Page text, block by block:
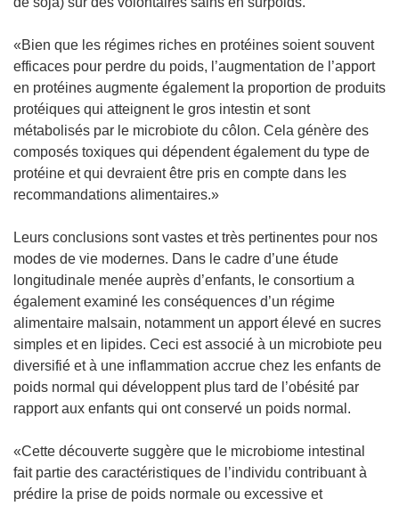
«Bien que les régimes riches en protéines soient souvent
efficaces pour perdre du poids, l’augmentation de l’apport
en protéines augmente également la proportion de produits
protéiques qui atteignent le gros intestin et sont
métabolisés par le microbiote du côlon. Cela génère des
composés toxiques qui dépendent également du type de
protéine et qui devraient être pris en compte dans les
recommandations alimentaires.»
Leurs conclusions sont vastes et très pertinentes pour nos
modes de vie modernes. Dans le cadre d’une étude
longitudinale menée auprès d’enfants, le consortium a
également examiné les conséquences d’un régime
alimentaire malsain, notamment un apport élevé en sucres
simples et en lipides. Ceci est associé à un microbiote peu
diversifié et à une inflammation accrue chez les enfants de
poids normal qui développent plus tard de l’obésité par
rapport aux enfants qui ont conservé un poids normal.
«Cette découverte suggère que le microbiome intestinal
fait partie des caractéristiques de l’individu contribuant à
prédire la prise de poids normale ou excessive et